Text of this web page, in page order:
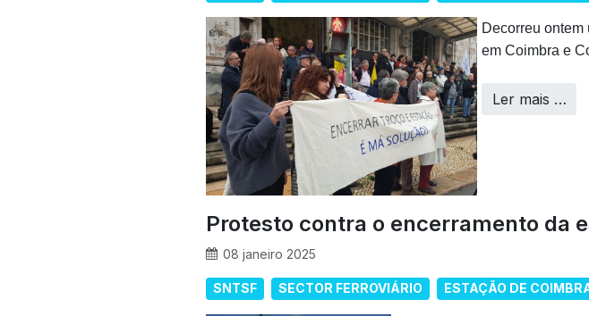
Decorreu
em Coimbra e
Ler mais …
Protesto contra o encerramento da
08 janeiro 2025
SNTSF SECTOR FERROVIÁRIO ESTAÇÃO DE